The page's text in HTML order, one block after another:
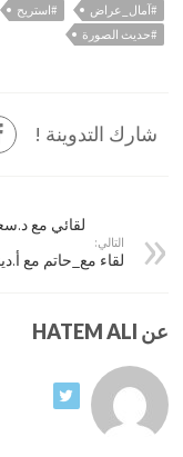
#آمال_عراض #استريح
#حديث الصورة
شارك التدوينة !
لقائي مع
التالي:
لقاء مع_حاتم مع
عن HATEM ALI